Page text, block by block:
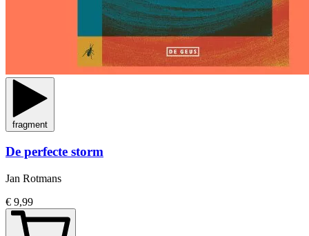
fragment
De perfecte storm
Jan Rotmans
€ 9,99